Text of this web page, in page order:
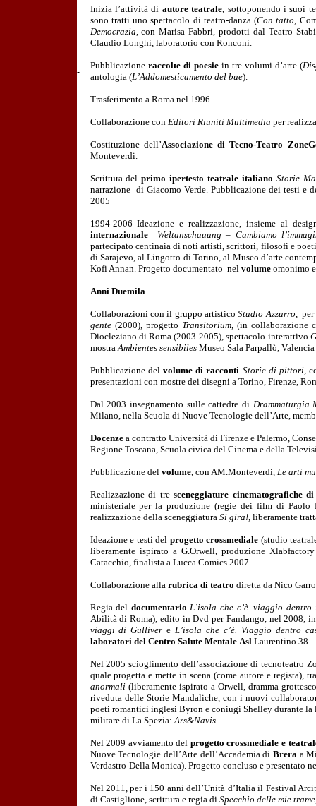
Inizia l’attività di autore teatrale, sottoponendo i suoi
sono tratti uno spettacolo di teatro-danza (Con tatto,
Democrazia,con Marisa Fabbri, prodotti dal Teatro
Claudio Longhi, laboratorio con Ronconi.
Pubblicazione raccolte di poesiein tre volumi d’arte (
antologia (L’Addomesticamento del bue).
Trasferimento a Roma nel 1996.
Collaborazione con Editori Riuniti Multimedia per
Costituzione dell’Associazione di Tecno-Teatro
Monteverdi.
Scrittura delprimo ipertesto teatrale italiano Storie
narrazione di Giacomo Verde. Pubblicazione dei testi e
2005
1994-2006 Ideazione e realizzazione, insieme al
internazionale
Weltanschauung – Cambiamo
partecipato centinaia di noti artisti, scrittori, filosofi e
di Sarajevo, al Lingotto di Torino, al Museo d’arte
Kofi Annan. Progetto documentato nel volumeomonimo
Anni Duemila
Collaborazioni con il gruppo artisticoStudio Azzurro,
gente(2000), progetto Transitorium, (in collaborazione
Diocleziano di Roma (2003-2005), spettacolo interattivo
mostraAmbientes sensibilesMuseo Sala Parpallò,
Pubblicazione del volume di racconti Storie di pittori,
presentazioni con mostre dei disegni a Torino, Firenze,
Dal 2003 insegnamento sulle cattedre di Drammaturgia
Milano, nella Scuola di Nuove Tecnologie dell’Arte,
Docenzea contratto Università di Firenze e Palermo,
Regione Toscana, Scuola civica del Cinema e della
Pubblicazione del volume, con AM.Monteverdi, Le arti
Realizzazione di tre sceneggiature cinematografiche
ministeriale per la produzione (regie dei film di Paolo
realizzazione della sceneggiatura Si gira!,liberamente
Ideazione e testi del progetto crossmediale (studio
liberamente ispirato a G.Orwell, produzione
Catacchio, finalista a Lucca Comics 2007.
Collaborazione alla rubrica di teatro diretta da Nico
Regia del documentario L’isola che c’è. viaggio
Abilità di Roma), edito in Dvd per Fandango, nel 2008,
viaggi di Gulliver eL’isola che c’è. Viaggio dentro
laboratori del Centro Salute Mentale AslLaurentino 38.
Nel 2005 scioglimento dell’associazione di tecnoteatro
quale progetta e mette in scena (come autore e regista),
anormali (liberamente ispirato a Orwell, dramma
riveduta delle Storie Mandaliche, con i nuovi
poeti romantici inglesi Byron e coniugi Shelley durante
militare di La Spezia:Ars&Navis.
Nel 2009 avviamento del progetto crossmediale e
Nuove Tecnologie dell’Arte dell’Accademia di Breraa
Verdastro-Della Monica). Progetto concluso e presentato
Nel 2011, per i 150 anni dell’Unità d’Italia il Festival
di Castiglione, scrittura e regia di Specchio delle mie trame